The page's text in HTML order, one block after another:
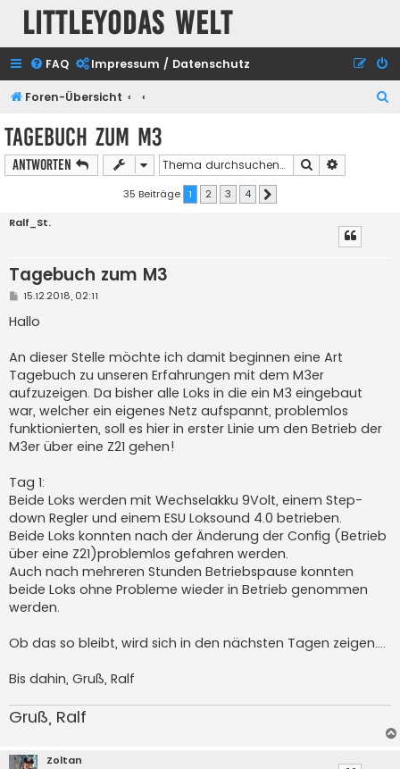
Littleyodas Welt
FAQ Impressum / Datenschutz
Foren-Übersicht
Tagebuch zum M3
Antworten Suche
35 Beiträge 1 2 3 4
Ralf_St.
Tagebuch zum M3
B
i
t
a
g
15.12.2018, 02:11
Hallo
An dieser Stelle möchte ich damit beginnen eine Art
Tagebuch zu unseren Erfahrungen mit dem M3er
aufzuzeigen. Da bisher alle Loks in die ein M3 eingebaut
war, welcher ein eigenes Netz aufspannt, problemlos
funktionierten, soll es hier in erster Linie um den Betrieb der
M3er über eine Z21 gehen!
Tag 1:
Beide Loks werden mit Wechselakku 9Volt, einem Step-
down Regler und einem ESU Loksound 4.0 betrieben.
Beide Loks konnten nach der Änderung der Config (Betrieb
über eine Z21)problemlos gefahren werden.
Auch nach mehreren Stunden Betriebspause konnten
beide Loks ohne Probleme wieder in Betrieb genommen
werden.
Ob das so bleibt, wird sich in den nächsten Tagen zeigen....
Bis dahin, Gruß, Ralf
Gruß, Ralf
Zoltan